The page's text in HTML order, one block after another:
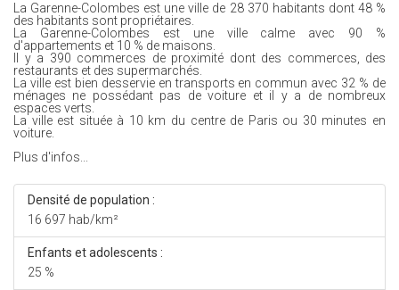
La Garenne-Colombes est une ville de 28 370 habitants dont 48 %
des habitants sont propriétaires.
La Garenne-Colombes est une ville calme avec 90 %
d'appartements et 10 % de maisons.
Il y a 390 commerces de proximité dont des commerces, des
restaurants et des supermarchés.
La ville est bien desservie en transports en commun avec 32 % de
ménages ne possédant pas de voiture et il y a de nombreux
espaces verts.
La ville est située à 10 km du centre de Paris ou 30 minutes en
voiture.
Plus d'infos...
Densité de population :
16 697 hab/km²
Enfants et adolescents :
25 %